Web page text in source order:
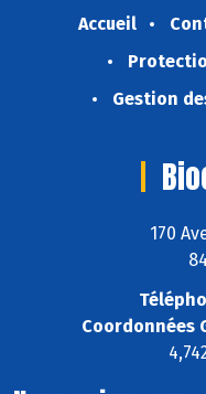
Accueil
Gestion
170
Coordonnées